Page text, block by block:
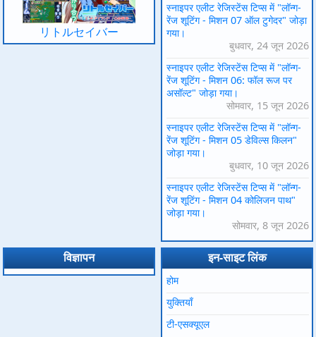
リトルセイバー
स्नाइपर एलीट रेजिस्टेंस टिप्स में "लॉन्ग-
रेंज शूटिंग - मिशन 07 ऑल टुगेदर" जोड़ा
गया।
बुधवार, 24 जून 2026
स्नाइपर एलीट रेजिस्टेंस टिप्स में "लॉन्ग-
रेंज शूटिंग - मिशन 06: फॉल रूज पर
असॉल्ट" जोड़ा गया।
सोमवार, 15 जून 2026
स्नाइपर एलीट रेजिस्टेंस टिप्स में "लॉन्ग-
रेंज शूटिंग - मिशन 05 डेविल्स किलन"
जोड़ा गया।
बुधवार, 10 जून 2026
स्नाइपर एलीट रेजिस्टेंस टिप्स में "लॉन्ग-
रेंज शूटिंग - मिशन 04 कोलिजन पाथ"
जोड़ा गया।
सोमवार, 8 जून 2026
विज्ञापन इन-साइट लिंक
होम
युक्तियाँ
टी-एसक्यूएल